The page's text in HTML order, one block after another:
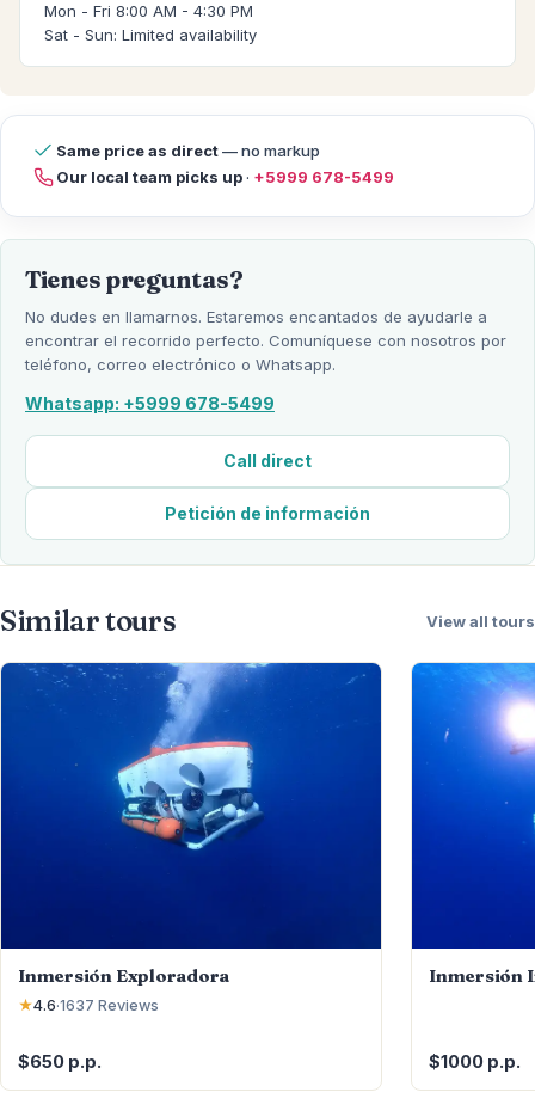
Mon - Fri 8:00 AM - 4:30 PM
Sat - Sun: Limited availability
Same price as direct— no markup
Our local team picks up· +5999 678-5499
Tienes preguntas?
No dudes en llamarnos. Estaremos encantados de ayudarle a
encontrar el recorrido perfecto. Comuníquese con nosotros por
teléfono, correo electrónico o Whatsapp.
Whatsapp: +5999 678-5499
Call direct
Petición de información
Similar tours View all tours
Inmersión Exploradora
★4.6·1637 Reviews
$650 p.p.
Inmersión
$1000 p.p.